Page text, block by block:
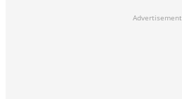
Advertisement